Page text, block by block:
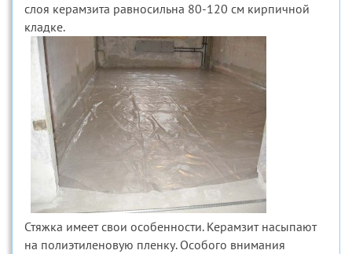
слоя керамзита равносильна 80-120 см кирпичной
кладке.
Стяжка имеет свои особенности. Керамзит насыпают
на полиэтиленовую пленку. Особого внимания